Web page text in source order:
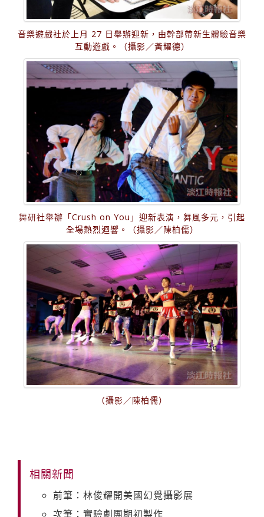
音樂遊戲社於上月 27 日舉辦迎新，由幹部帶新生體驗音樂
互動遊戲。（攝影／黃耀德）
舞研社舉辦「Crush on You」迎新表演，舞風多元，引起
全場熱烈迴響。（攝影／陳柏儒）
（攝影／陳柏儒）
相關新聞
前筆：林俊耀開美國幻覺攝影展
次筆：實驗劇團期初製作